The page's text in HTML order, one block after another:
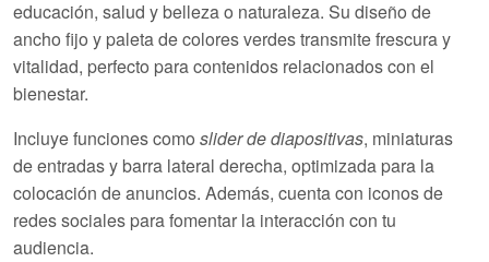
educación, salud y bellezao naturaleza. Su diseño de
ancho fijo y paleta de colores verdes transmite frescura y
vitalidad, perfecto para contenidos relacionados con el
bienestar.
Incluye funciones como slider de diapositivas, miniaturas
de entradas y barra lateral derecha, optimizada para la
colocación de anuncios. Además, cuenta con iconos de
redes sociales para fomentar la interacción con tu
audiencia.